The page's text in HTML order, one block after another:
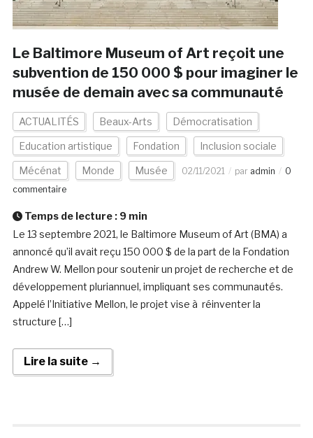
Le Baltimore Museum of Art reçoit une
subvention de 150 000 $ pour imaginer le
musée de demain avec sa communauté
ACTUALITÉS Beaux-Arts Démocratisation
Education artistique Fondation Inclusion sociale
Mécénat Monde Musée 02/11/2021 par admin
0
commentaire
Temps de lecture : 9 min
Le 13 septembre 2021, le Baltimore Museum of Art (BMA) a
annoncé qu’il avait reçu 150 000 $ de la part de la Fondation
Andrew W. Mellon pour soutenir un projet de recherche et de
développement pluriannuel, impliquant ses communautés.
Appelé l’Initiative Mellon, le projet vise à réinventer la
structure […]
Lire la suite →